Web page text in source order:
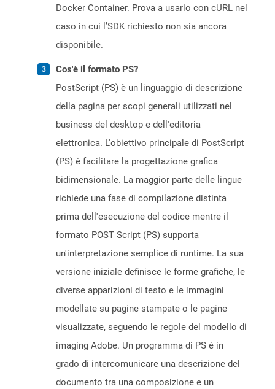
Docker Container. Prova a usarlo con cURL nel
caso in cui l’SDK richiesto non sia ancora
disponibile.
Cos'è il formato PS?
PostScript (PS) è un linguaggio di descrizione
della pagina per scopi generali utilizzati nel
business del desktop e dell'editoria
elettronica. L'obiettivo principale di PostScript
(PS) è facilitare la progettazione grafica
bidimensionale. La maggior parte delle lingue
richiede una fase di compilazione distinta
prima dell'esecuzione del codice mentre il
formato POST Script (PS) supporta
un'interpretazione semplice di runtime. La sua
versione iniziale definisce le forme grafiche, le
diverse apparizioni di testo e le immagini
modellate su pagine stampate o le pagine
visualizzate, seguendo le regole del modello di
imaging Adobe. Un programma di PS è in
grado di intercomunicare una descrizione del
documento tra una composizione e un